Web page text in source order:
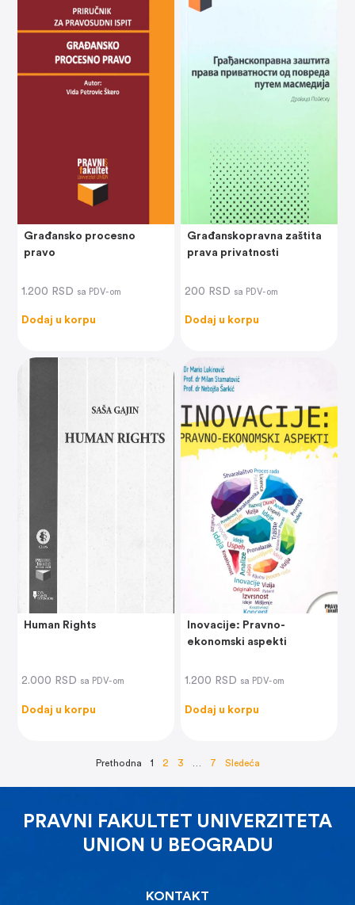
Građansko procesno
pravo
1.200 RSD sa PDV-om
Dodaj u korpu
Građanskopravna zaštita
prava privatnosti
200 RSD sa PDV-om
Dodaj u korpu
Human Rights
2.000 RSD sa PDV-om
Dodaj u korpu
Inovacije: Pravno-
ekonomski aspekti
1.200 RSD sa PDV-om
Dodaj u korpu
Prethodna 1 2 3 … 7 Sledeća
PRAVNI FAKULTET UNIVERZITETA
UNION U BEOGRADU
KONTAKT